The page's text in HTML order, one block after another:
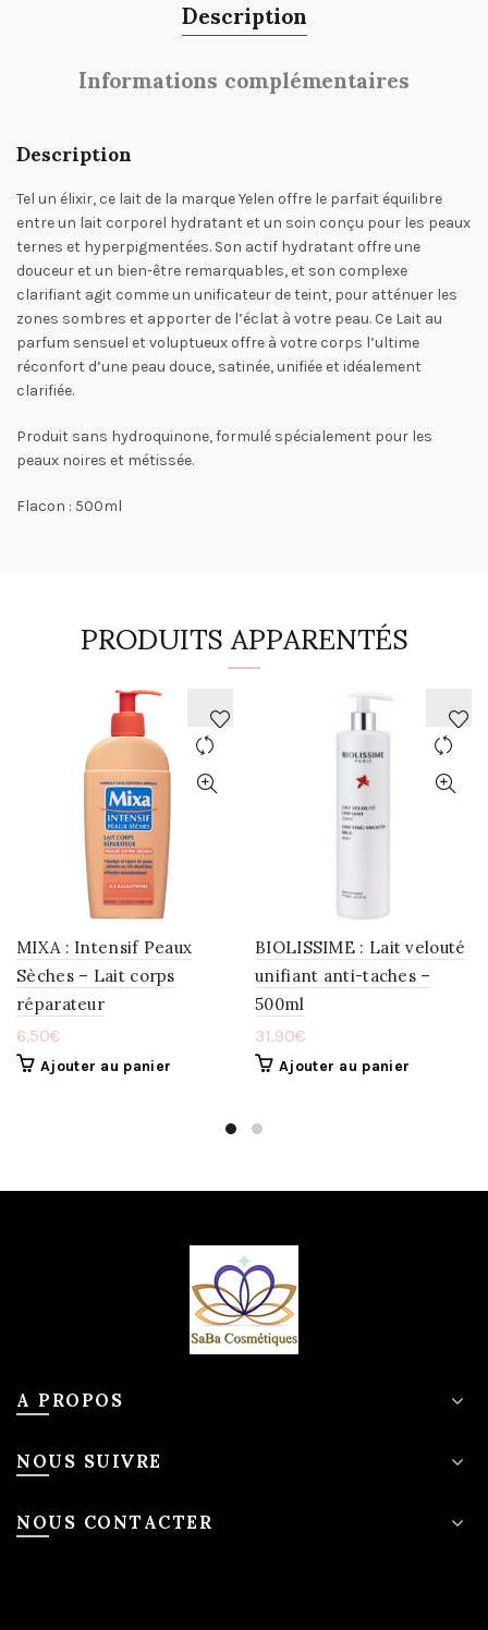
Description
Informations complémentaires
Description
Tel un élixir, ce lait de la marque Yelen offre le parfait équilibre
entre un lait corporel hydratant et un soin conçu pour les peaux
ternes et hyperpigmentées. Son actif hydratant offre une
douceur et un bien-être remarquables, et son complexe
clarifiant agit comme un unificateur de teint, pour atténuer les
zones sombres et apporter de l’éclat à votre peau. Ce Lait au
parfum sensuel et voluptueux offre à votre corps l’ultime
réconfort d’une peau douce, satinée, unifiée et idéalement
clarifiée.
Produit sans hydroquinone, formulé spécialement pour les
peaux noires et métissée.
Flacon : 500ml
PRODUITS APPARENTÉS
MIXA : Intensif Peaux
Sèches – Lait corps
réparateur
6.50€
Ajouter au panier
BIOLISSIME : Lait velouté
unifiant anti-taches –
500ml
31.90€
Ajouter au panier
A PROPOS
NOUS SUIVRE
NOUS CONTACTER